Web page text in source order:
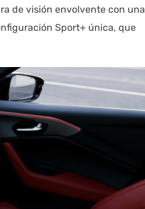
de visión envolvente con una
Sport+ única, que